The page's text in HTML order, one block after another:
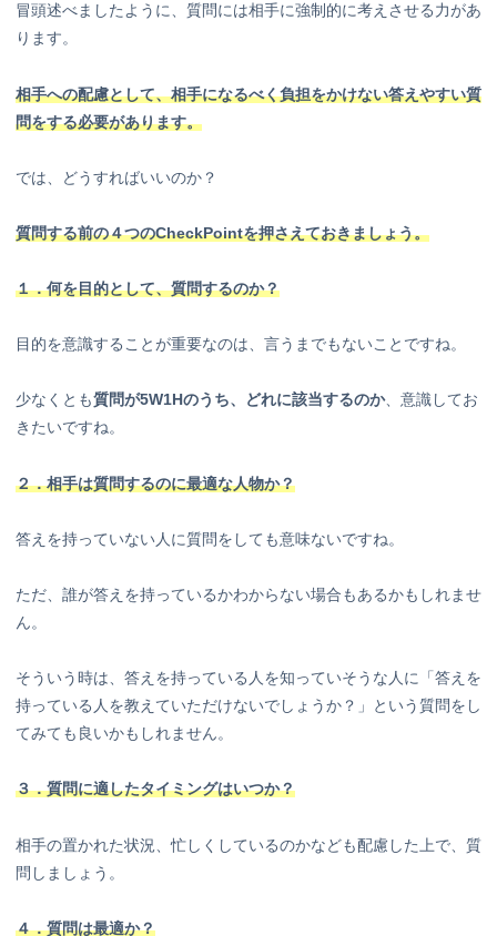
冒頭述べましたように、質問には相手に強制的に考えさせる力があ
ります。
相手への配慮として、相手になるべく負担をかけない答えやすい質
問をする必要があります。
では、どうすればいいのか？
質問する前の４つのCheckPointを押さえておきましょう。
１．何を目的として、質問するのか？
目的を意識することが重要なのは、言うまでもないことですね。
少なくとも質問が5W1Hのうち、どれに該当するのか、意識してお
きたいですね。
２．相手は質問するのに最適な人物か？
答えを持っていない人に質問をしても意味ないですね。
ただ、誰が答えを持っているかわからない場合もあるかもしれませ
ん。
そういう時は、答えを持っている人を知っていそうな人に「答えを
持っている人を教えていただけないでしょうか？」という質問をし
てみても良いかもしれません。
３．質問に適したタイミングはいつか？
相手の置かれた状況、忙しくしているのかなども配慮した上で、質
問しましょう。
４．質問は最適か？